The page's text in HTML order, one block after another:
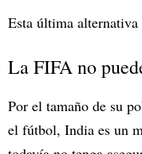
Esta última alternativa
La FIFA no
Por el tamaño de su
el fútbol, India es un